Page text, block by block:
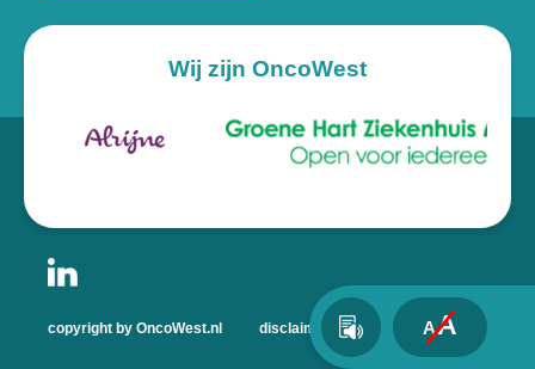
Wij zijn OncoWest
copyright by OncoWest.nl disclaimer privacyverklaring
AA